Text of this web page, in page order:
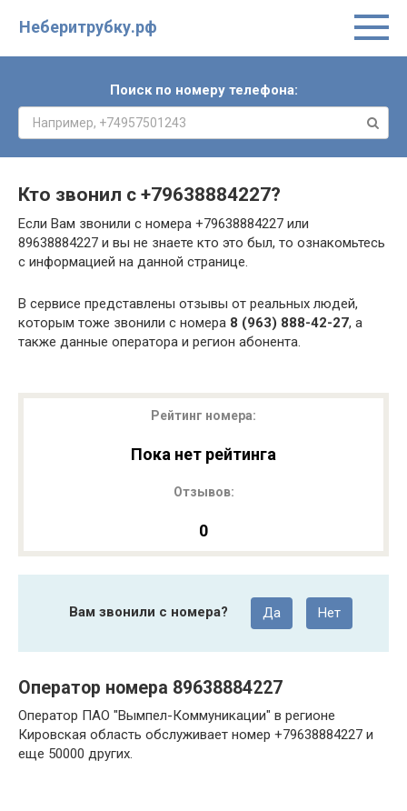
Неберитрубку.рф
Поиск по номеру телефона:
Кто звонил с +79638884227?
Если Вам звонили с номера +79638884227 или
89638884227 и вы не знаете кто это был, то ознакомьтесь
с информацией на данной странице.
В сервисе представлены отзывы от реальных людей,
которым тоже звонили с номера 8 (963) 888-42-27, а
также данные оператора и регион абонента.
Рейтинг номера:
Пока нет рейтинга
Отзывов:
0
Вам звонили с номера? Да Нет
Оператор номера 89638884227
Оператор ПАО "Вымпел-Коммуникации" в регионе
Кировская область обслуживает номер +79638884227 и
еще 50000 других.